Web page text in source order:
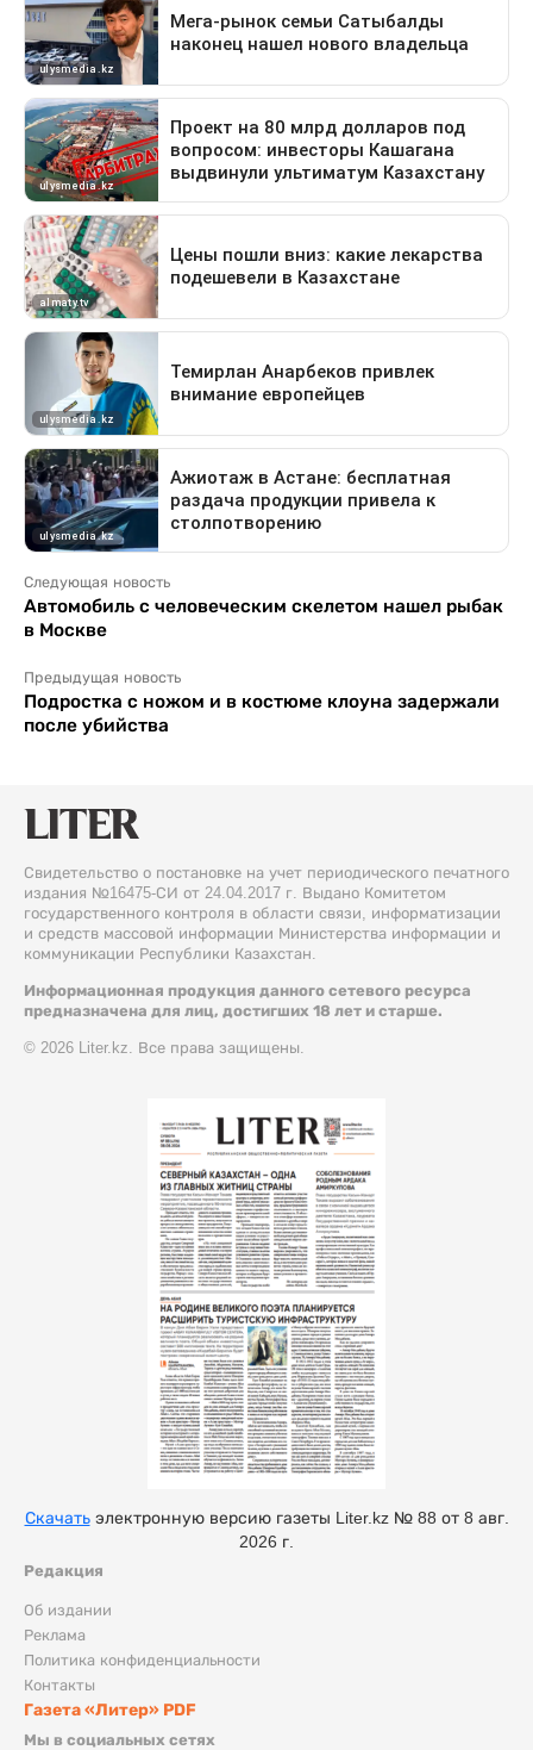
Следующая новость
Автомобиль с человеческим скелетом нашел рыбак
в Москве
Предыдущая новость
Подростка с ножом и в костюме клоуна задержали
после убийства
Свидетельство о постановке на учет периодического печатного
издания №16475-СИ от 24.04.2017 г. Выдано Комитетом
государственного контроля в области связи, информатизации
и средств массовой информации Министерства информации и
коммуникации Республики Казахстан.
Информационная продукция данного сетевого ресурса
предназначена для лиц, достигших 18 лет и старше.
© 2026 Liter.kz. Все права защищены.
Редакция
Об издании
Реклама
Политика конфиденциальности
Контакты
Газета «Литер» PDF
Мы в социальных сетях
Скачатьэлектронную версию газеты Liter.kz № 88 от 8 авг.
2026 г.